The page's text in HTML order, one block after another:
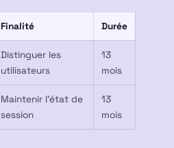
Finalité Durée
Distinguer les
utilisateurs
13
mois
Maintenir l’état de
session
13
mois